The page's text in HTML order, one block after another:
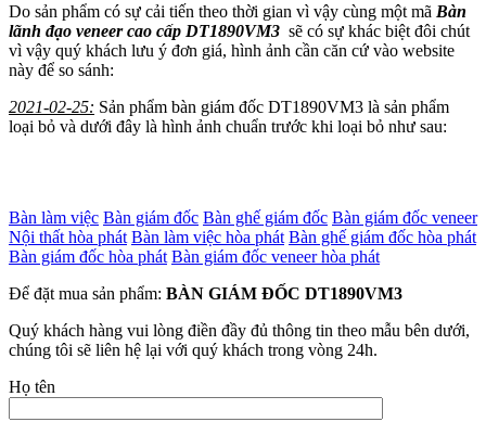
Do sản phẩm có sự cải tiến theo thời gian vì vậy cùng một mã Bàn
lãnh đạo veneer cao cấp DT1890VM3 sẽ có sự khác biệt đôi chút
vì vậy quý khách lưu ý đơn giá, hình ảnh cần căn cứ vào website
này để so sánh:
2021-02-25: Sản phẩm bàn giám đốc DT1890VM3 là sản phẩm
loại bỏ và dưới đây là hình ảnh chuẩn trước khi loại bỏ như sau:
Bàn làm việc Bàn giám đốc Bàn ghế giám đốc Bàn giám đốc veneer
Nội thất hòa phát Bàn làm việc hòa phát Bàn ghế giám đốc hòa phát
Bàn giám đốc hòa phát Bàn giám đốc veneer hòa phát
Để đặt mua sản phẩm: BÀN GIÁM ĐỐC DT1890VM3
Quý khách hàng vui lòng điền đầy đủ thông tin theo mẫu bên dưới,
chúng tôi sẽ liên hệ lại với quý khách trong vòng 24h.
Họ tên